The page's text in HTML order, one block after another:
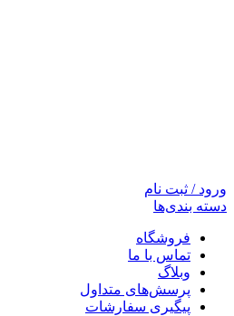
ورود / ثبت نام
دسته بندی‌ها
فروشگاه
تماس با ما
وبلاگ
پرسش‌های متداول
پیگیری سفارشات